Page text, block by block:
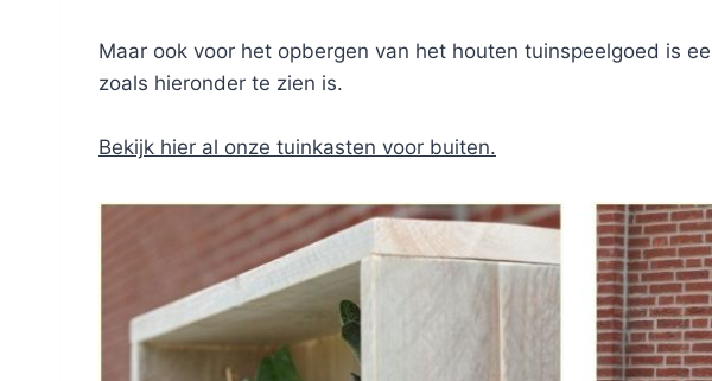
Maar ook voor het opbergen van het houten tuinspeelgoed is
zoals hieronder te zien is.
Bekijk hier al onze tuinkasten voor buiten.